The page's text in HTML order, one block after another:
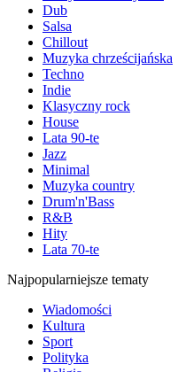
Dub
Salsa
Chillout
Muzyka chrześcijańska
Techno
Indie
Klasyczny rock
House
Lata 90-te
Jazz
Minimal
Muzyka country
Drum'n'Bass
R&B
Hity
Lata 70-te
Najpopularniejsze tematy
Wiadomości
Kultura
Sport
Polityka